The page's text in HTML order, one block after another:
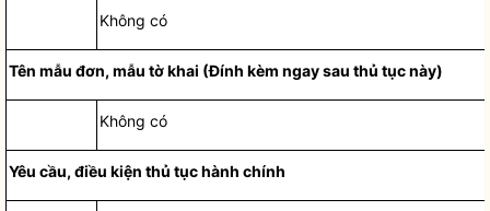
Không có
Tên mẫu đơn, mẫu tờ khai (Đính kèm ngay sau thủ tục này)
Không có
Yêu cầu, điều kiện thủ tục hành chính